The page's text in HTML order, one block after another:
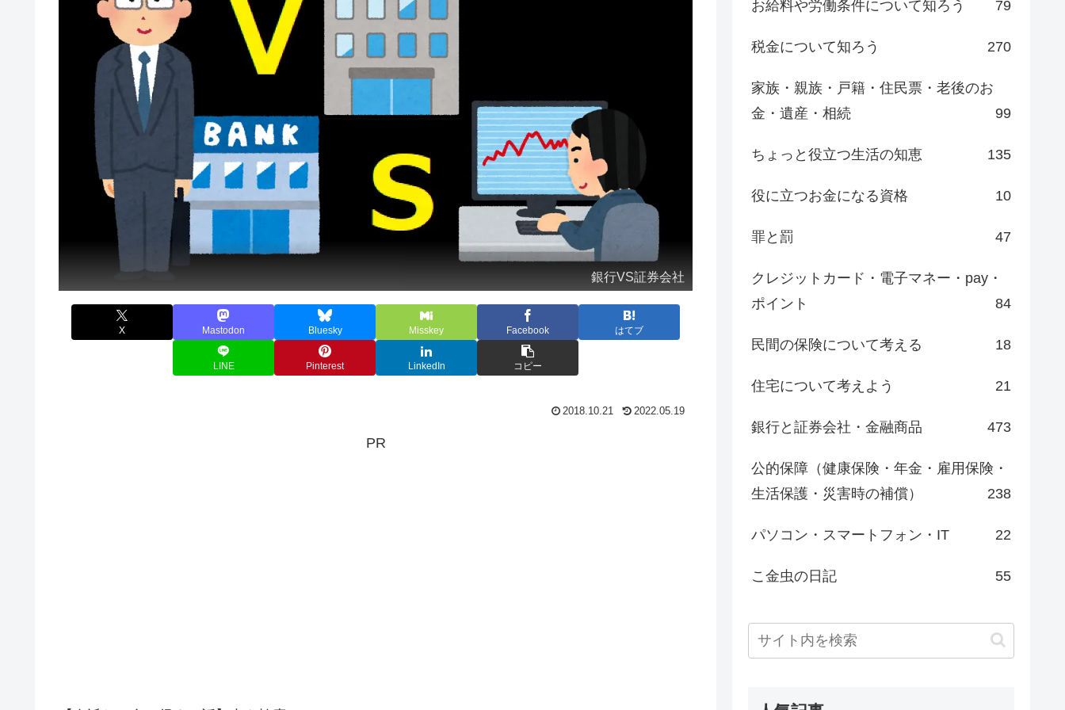
銀行VS証券会社
X Mastodon Bluesky Misskey Facebook はてブ
LINE Pinterest LinkedIn コピー
2018.10.21 2022.05.19
PR
お給料や労働条件について知ろう 79
税金について知ろう 270
家族・親族・戸籍・住民票・老後のお
金・遺産・相続
99
ちょっと役立つ生活の知恵 135
役に立つお金になる資格 10
罪と罰 47
クレジットカード・電子マネー・pay・
ポイント
84
民間の保険について考える 18
住宅について考えよう 21
銀行と証券会社・金融商品 473
公的保障（健康保険・年金・雇用保険・
生活保護・災害時の補償）
238
パソコン・スマートフォン・IT 22
こ金虫の日記 55